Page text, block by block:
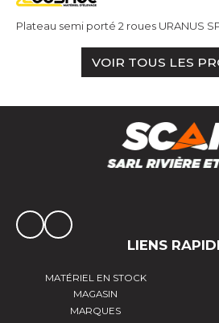
Plateau semi porté 2 roues URANUS
VOIR TOUS LES
LIENS
MATÉRIEL EN STOCK
MAGASIN
MARQUES